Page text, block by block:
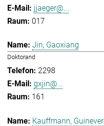
jjaeger@...
017
Jin, Gaoxiang
Doktorand
2298
gxjin@...
161
Kauffmann,